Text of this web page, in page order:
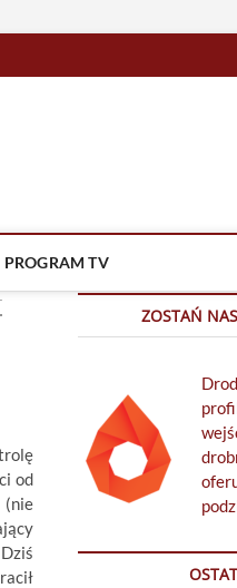
PROGRAM TV
od
(nie
ZOSTAŃ